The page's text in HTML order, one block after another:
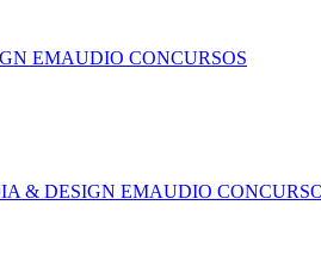
EMAUDIO CONCURSOS
& DESIGN EMAUDIO